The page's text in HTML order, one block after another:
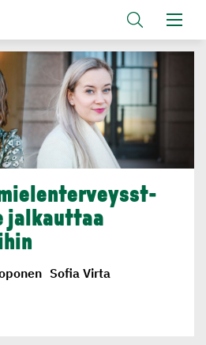
jalkauttaa
Sofia Virta